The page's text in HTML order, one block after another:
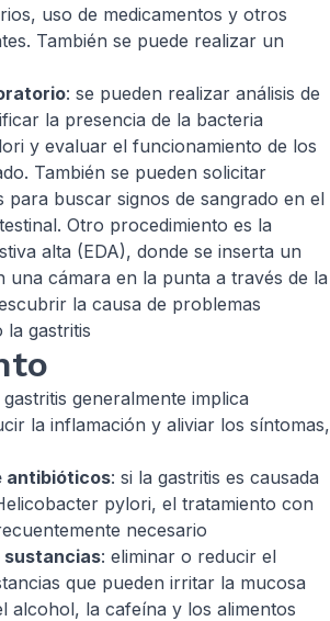
uso de medicamentos y otros
También se puede realizar un
: se pueden realizar análisis de
la presencia de la bacteria
y evaluar el funcionamiento de los
También se pueden solicitar
para buscar signos de sangrado en el
Otro procedimiento es la
alta (EDA), donde se inserta un
una cámara en la punta a través de la
la causa de problemas
la gastritis
generalmente implica
la inflamación y aliviar los síntomas,
antibióticos: si la gastritis es causada
pylori, el tratamiento con
necesario
sustancias: eliminar o reducir el
que pueden irritar la mucosa
alcohol, la cafeína y los alimentos